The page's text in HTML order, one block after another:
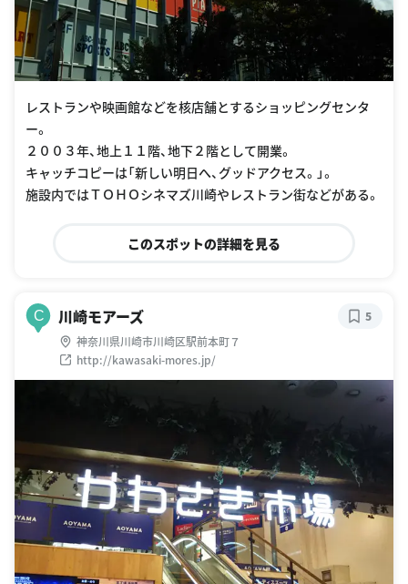
レストランや映画館などを核店舗とするショッピングセンタ
ー。
２００３年、地上１１階、地下２階として開業。
キャッチコピーは「新しい明日へ、グッドアクセス。」。
施設内ではＴＯＨＯシネマズ川崎やレストラン街などがある。
このスポットの詳細を見る
C 川崎モアーズ
神奈川県川崎市川崎区駅前本町７
http://kawasaki-mores.jp/
5